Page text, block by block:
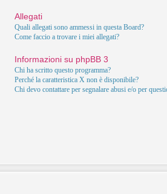
Allegati
Quali allegati sono ammessi in questa Board?
Come faccio a trovare i miei allegati?
Informazioni su phpBB 3
Chi ha scritto questo programma?
Perché la caratteristica X non è disponibile?
Chi devo contattare per segnalare abusi e/o per